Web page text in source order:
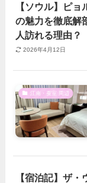
【ソウル】ピ
の魅力を徹底解
人訪れる理由？
2026年4月12日
江南・蚕室 周辺
【宿泊記】ザ・